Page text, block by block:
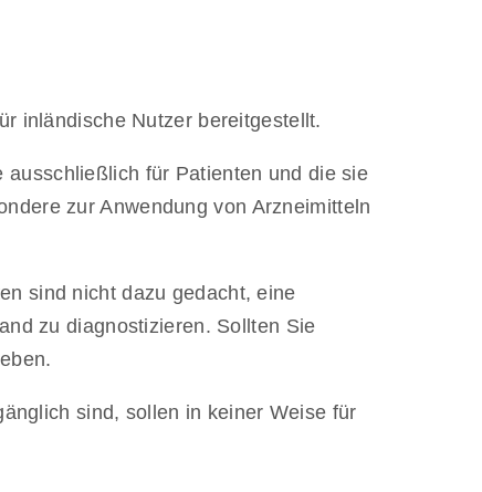
inländische Nutzer bereitgestellt.
für Patienten und die sie
zur Anwendung von Arzneimitteln
sind nicht dazu gedacht, eine
zu diagnostizieren. Sollten Sie
sind, sollen in keiner Weise für